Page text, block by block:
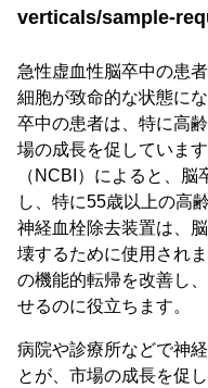
verticals/sample-
急性虚血性脳卒中の患
細胞が致命的な状態に
卒中の患者は、特に高
場の成長を促していま
（NCBI）によると、
し、特に55歳以上の高
神経血栓除去装置は、
壊するために使用され
の機能的転帰を改善し
せるのに役立ちます。
病院や診療所などで神
とが、市場の成長を促